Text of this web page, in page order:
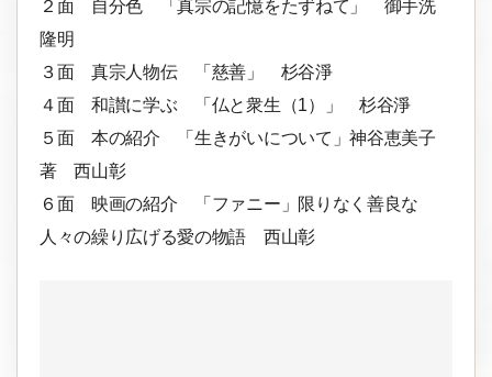
２面 自分色 「真宗の記憶をたずねて」 御手洗
隆明
３面 真宗人物伝 「慈善」 杉谷淨
４面 和讃に学ぶ 「仏と衆生（1）」 杉谷淨
５面 本の紹介 「生きがいについて」神谷恵美子
著 西山彰
６面 映画の紹介 「ファニー」限りなく善良な
人々の繰り広げる愛の物語 西山彰